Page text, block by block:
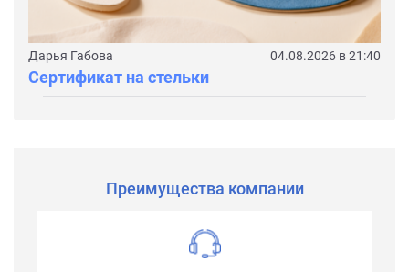
Дарья Габова 04.08.2026 в 21:40
Сертификат на стельки
Преимущества компании